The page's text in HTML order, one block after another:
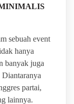
sebuah event
hanya
banyak juga
partai,
lainnya.